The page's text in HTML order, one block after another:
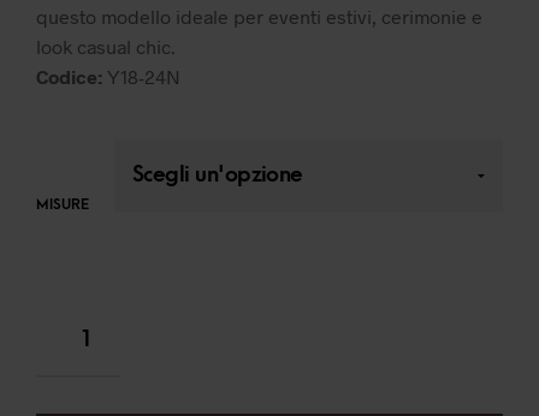
questo modello ideale per eventi estivi, cerimonie e
look casual chic.
Codice: Y18-24N
MISURE